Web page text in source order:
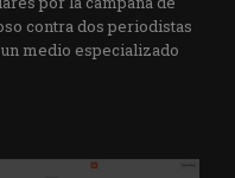
contra dos periodistas
medio especializado